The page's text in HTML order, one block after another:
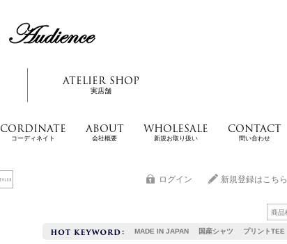
ATELIER SHOP
実店舗
CORDINATE
コーディネイト
ABOUT
会社概要
WHOLESALE
新規お取り扱い
CONTACT
問い合わせ
MADE IN JAPAN 国産シャツ プリントTEE
ログイン 新規登録はこちら